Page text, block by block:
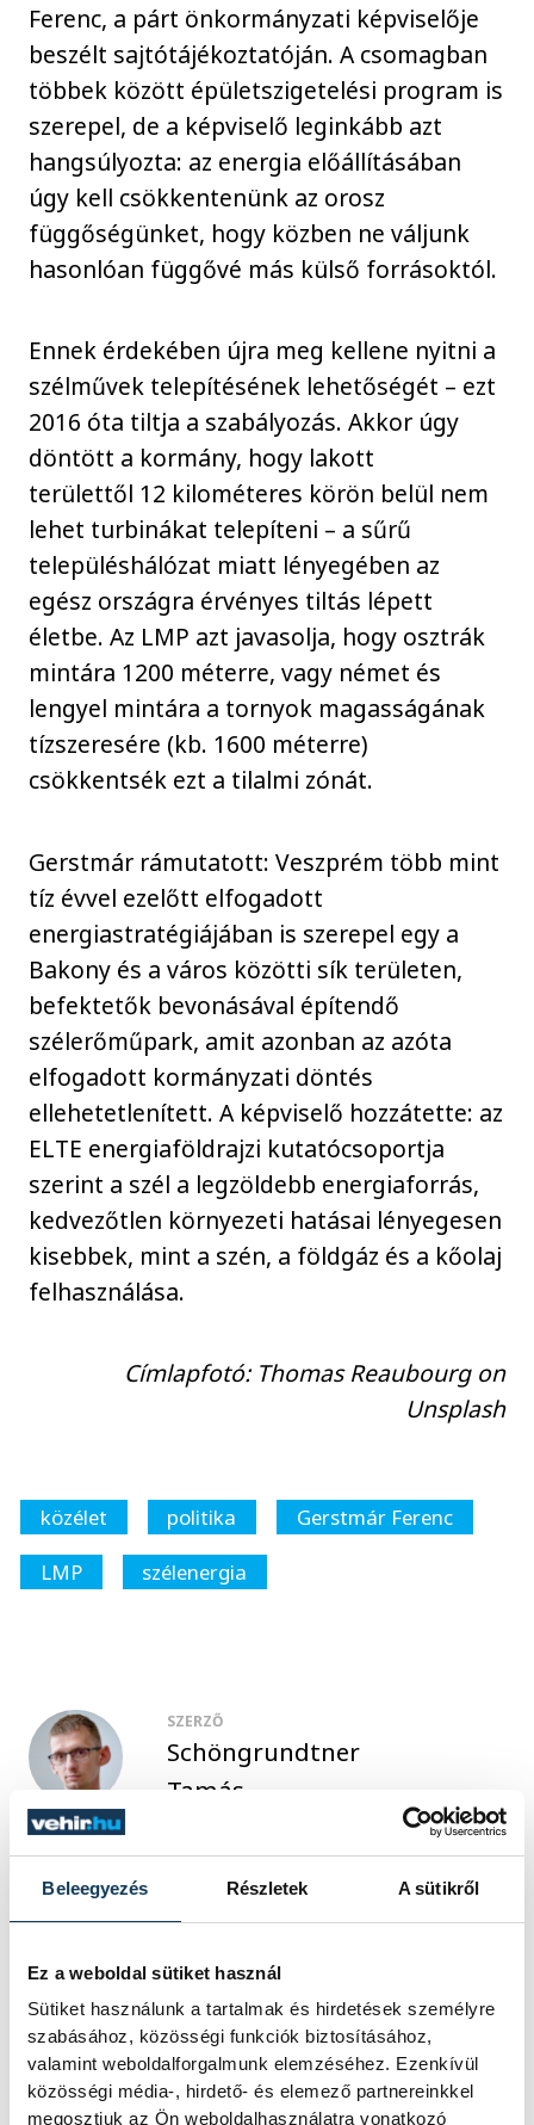
Beleegyezés Részletek A sütikről
Ez a weboldal sütiket használ
Sütiket használunk a tartalmak és hirdetések személyre
szabásához, közösségi funkciók biztosításához,
valamint weboldalforgalmunk elemzéséhez. Ezenkívül
közösségi média-, hirdető- és elemező partnereinkkel
megosztjuk az Ön weboldalhasználatra vonatkozó
Ferenc, a párt önkormányzati képviselője
beszélt sajtótájékoztatóján. A csomagban
többek között épületszigetelési program is
szerepel, de a képviselő leginkább azt
hangsúlyozta: az energia előállításában
úgy kell csökkentenünk az orosz
függőségünket, hogy közben ne váljunk
hasonlóan függővé más külső forrásoktól.
Ennek érdekében újra meg kellene nyitni a
szélművek telepítésének lehetőségét – ezt
2016 óta tiltja a szabályozás. Akkor úgy
döntött a kormány, hogy lakott
területtől 12 kilométeres körön belül nem
lehet turbinákat telepíteni – a sűrű
településhálózat miatt lényegében az
egész országra érvényes tiltás lépett
életbe. Az LMP azt javasolja, hogy osztrák
mintára 1200 méterre, vagy német és
lengyel mintára a tornyok magasságának
tízszeresére (kb. 1600 méterre)
csökkentsék ezt a tilalmi zónát.
Gerstmár rámutatott: Veszprém több mint
tíz évvel ezelőtt elfogadott
energiastratégiájában is szerepel egy a
Bakony és a város közötti sík területen,
befektetők bevonásával építendő
szélerőműpark, amit azonban az azóta
elfogadott kormányzati döntés
ellehetetlenített. A képviselő hozzátette: az
ELTE energiaföldrajzi kutatócsoportja
szerint a szél a legzöldebb energiaforrás,
kedvezőtlen környezeti hatásai lényegesen
kisebbek, mint a szén, a földgáz és a kőolaj
felhasználása.
Címlapfotó: Thomas Reaubourg on
Unsplash
közélet politika
Gerstmár Ferenc
LMP
szélenergia
SZERZŐ
Schöngrundtner
Tamás